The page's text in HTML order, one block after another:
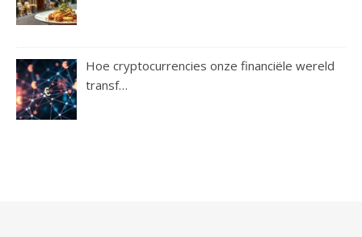
Hoe cryptocurrencies onze financiële wereld
transf…